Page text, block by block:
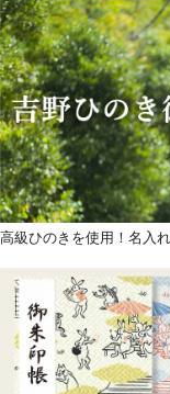
高級ひのきを使用！名入